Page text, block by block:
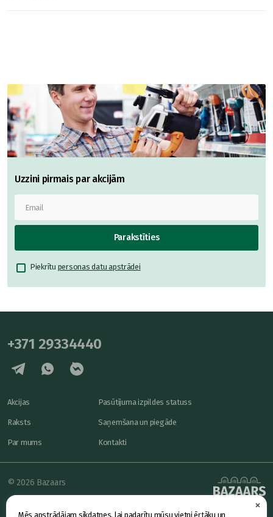
×
Mēs apstrādājam sīkdatnes, lai padarītu mūsu vietni ērtāku un
Uzzini pirmais par akcijām
Parakstīties
Piekrītu personas datu apstrādei
+371 29334440
Akcijas
Raksts
Par mums
Pasūtījuma izpildes statuss
Saņemšana un piegāde
Kontakti
powered by
© 2026 Bazaars
Konfidencialitāte